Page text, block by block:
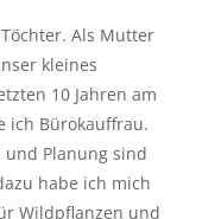
Als Mutter
kleines
10 Jahren am
ich Bürokauffrau.
Planung sind
habe ich mich
Wildpflanzen und